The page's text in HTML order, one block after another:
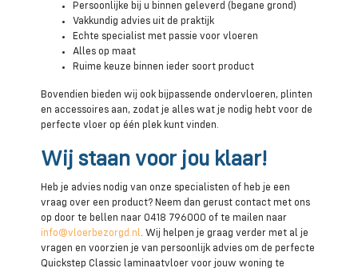
Persoonlijke bij u binnen geleverd (begane grond)
Vakkundig advies uit de praktijk
Echte specialist met passie voor vloeren
Alles op maat
Ruime keuze binnen ieder soort product
Bovendien bieden wij ook bijpassende ondervloeren, plinten
en accessoires aan, zodat je alles wat je nodig hebt voor de
perfecte vloer op één plek kunt vinden.
Wij staan voor jou klaar!
Heb je advies nodig van onze specialisten of heb je een
vraag over een product? Neem dan gerust contact met ons
op door te bellen naar 0418 796000 of te mailen naar
info@vloerbezorgd.nl. Wij helpen je graag verder met al je
vragen en voorzien je van persoonlijk advies om de perfecte
Quickstep Classic laminaatvloer voor jouw woning te